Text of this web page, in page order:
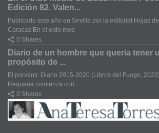
Edición 82. Valen...
Publicado este año en Sevilla por la editorial Hojas
Caracas En el oído med
0 Shares
Diario de un hombre que quería tener
propósito de ...
El porvenir. Diario 2015-2020 (Libros del Fuego,
Requena comienza con
0 Shares